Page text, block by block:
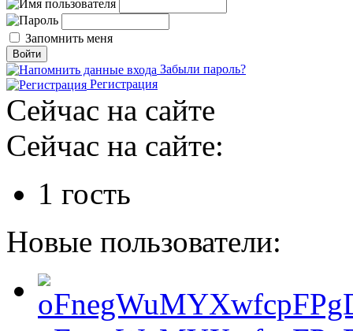
Запомнить меня
Забыли пароль?
Регистрация
Сейчас на сайте
Сейчас на сайте:
1 гость
Новые пользователи: